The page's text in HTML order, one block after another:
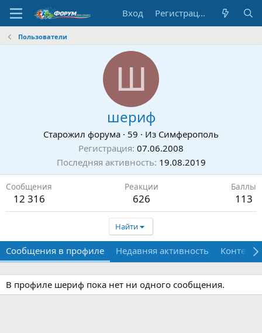
Вход Регистрация
Пользователи
Ш
шериф
Старожил форума · 59 · Из Симферополь
Регистрация 07.06.2008
Последняя активность 19.08.2019
Сообщения
12 316
Реакции
626
Баллы
113
Найти
Сообщения в профиле Недавняя активность Контент
В профиле шериф пока нет ни одного сообщения.